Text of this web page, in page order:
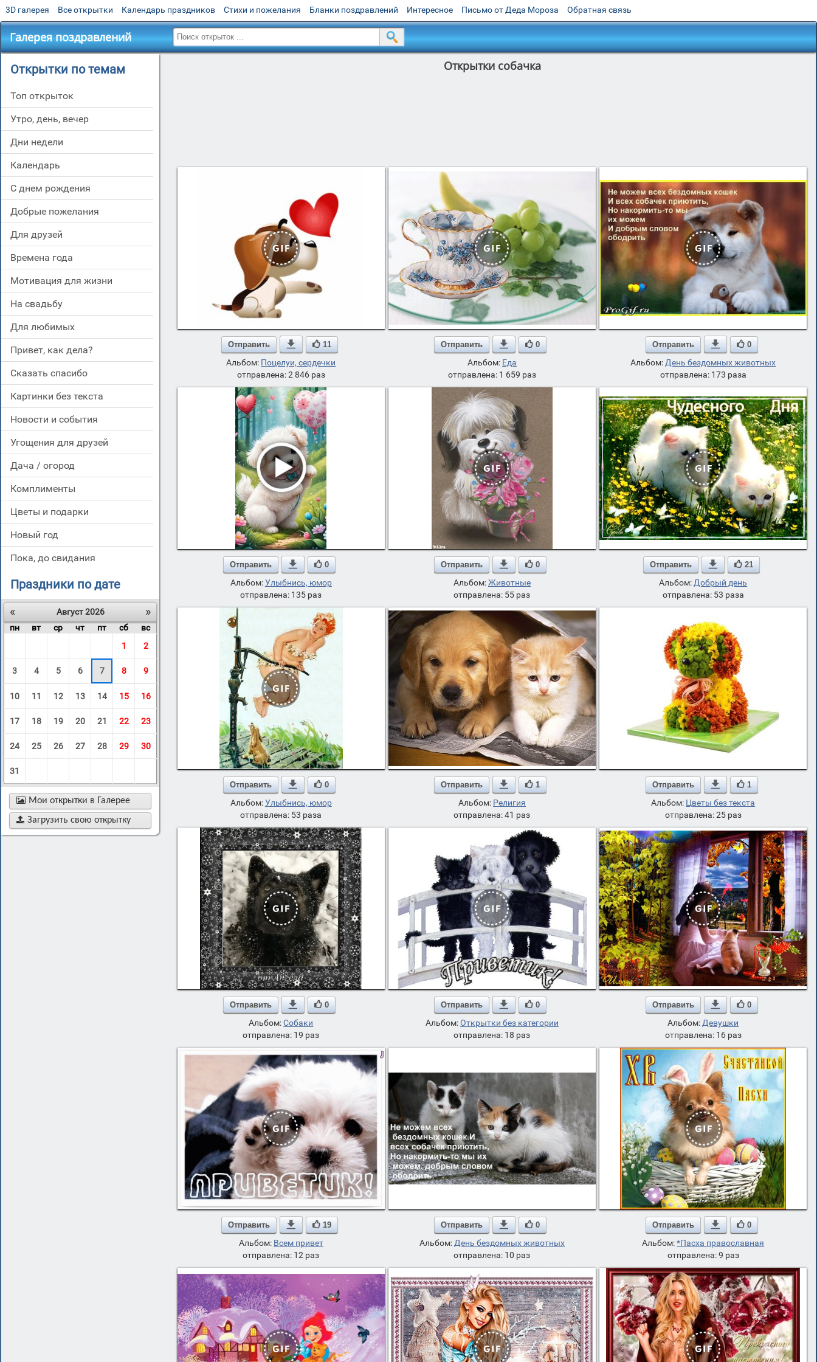
3D галерея Все открытки Календарь праздников Стихи и пожелания Бланки поздравлений Интересное Письмо от Деда Мороза Обратная связь
Галерея поздравлений
Открытки по темам
Топ открыток
утро, день, вечер
дни недели
Календарь
c днем рождения
добрые пожелания
для друзей
времена года
мотивация для жизни
на свадьбу
для любимых
привет, как дела?
сказать спасибо
картинки без текста
новости и события
угощения для друзей
дача / огород
комплименты
цветы и подарки
новый год
пока, до свидания
Праздники по дате
«
»
Август 2026
пн
вт ср чт пт сб
вс
1
2
3 4 5 6 7 8 9
10 11 12 13 14 15 16
17 18 19 20 21 22 23
24 25 26 27 28 29 30
31
 Мои открытки в Галерее
 Загрузить свою открытку
Открытки собачка
Отправить  11
Альбом: Поцелуи, сердечки
отправлена: 2 846 раз
Отправить  0
Альбом: Еда
отправлена: 1 659 раз
Отправить  0
Альбом: День бездомных животных
отправлена: 173 раза
Отправить  0
Альбом:Улыбнись, юмор
отправлена: 135 раз
Отправить  0
Альбом:Животные
отправлена: 55 раз
Отправить  21
Альбом: Добрый день
отправлена: 53 раза
Отправить  0
Альбом:Улыбнись, юмор
отправлена: 53 раза
Отправить  1
Альбом: Религия
отправлена: 41 раз
Отправить  1
Альбом: Цветы без текста
отправлена: 25 раз
Отправить  0
Альбом:Собаки
отправлена: 19 раз
Отправить  0
Альбом:Открытки без категории
отправлена: 18 раз
Отправить  0
Альбом: Девушки
отправлена: 16 раз
Отправить  19
Альбом: Всем привет
отправлена: 12 раз
Отправить  0
Альбом: День бездомных животных
отправлена: 10 раз
Отправить  0
Альбом:*Пасха православная
отправлена: 9 раз